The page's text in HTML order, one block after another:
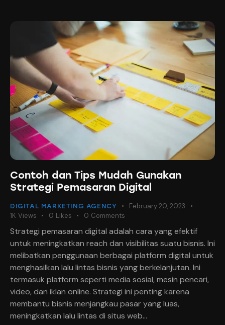
Contoh dan Tips Mudah Gunakan
Strategi Pemasaran Digital
DIGITAL MARKETING AGENCY
February 20, 2023
1K Views 0 Likes 0 Comments
Strategi pemasaran digital adalah cara yang efektif
untuk meningkatkan reach dan visibilitas suatu bisnis. Ini
melibatkan penggunaan berbagai platform digital untuk
menghasilkan lalu lintas bisnis yang berkelanjutan. Ini
termasuk platform seperti media sosial, mesin pencari,
video, dan iklan online. Strategi ini penting karena
membantu bisnis menjangkau pasar yang luas,
meningkatkan lalu lintas di situs web…